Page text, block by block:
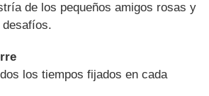
de los pequeños amigos rosas y
los tiempos fijados en cada